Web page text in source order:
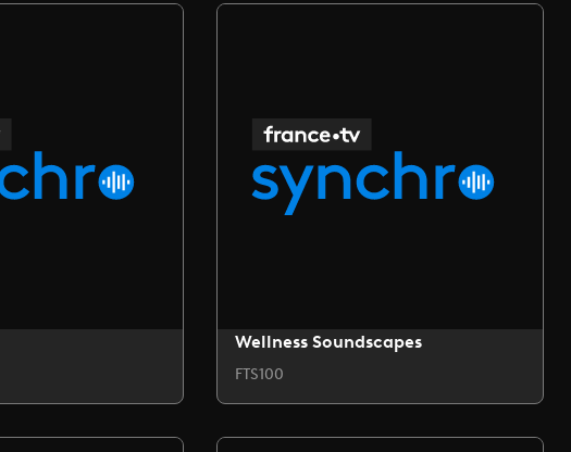
Wellness Soundscapes
FTS100